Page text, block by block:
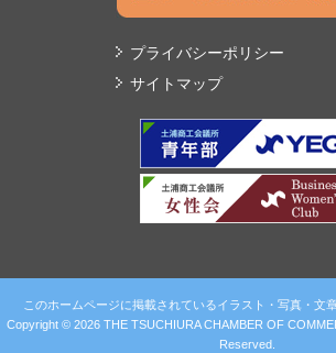
プライバシーポリシー
サイトマップ
このホームページに掲載されているイラスト・写真・文
Copyright © 2026 THE TSUCHIURA CHAMBER OF
Reserved.